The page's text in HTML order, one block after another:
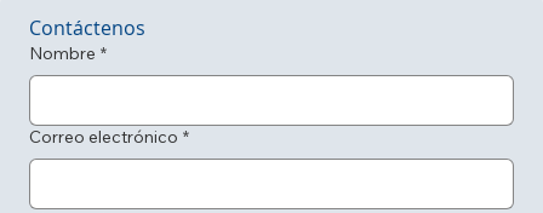
Contáctenos
Nombre *
Correo electrónico *